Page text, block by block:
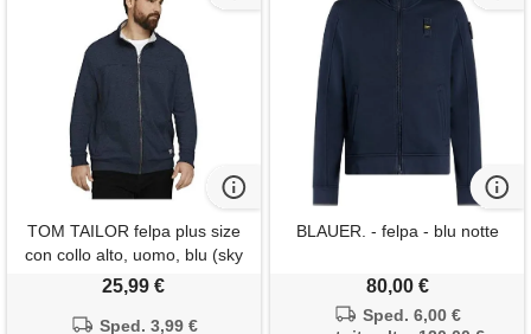
TOM TAILOR felpa plus size
con collo alto, uomo, blu (sky
captain blue white melange
25,99 €
Sped. 3,99 €
BLAUER. - felpa - blu notte
80,00 €
Sped. 6,00 €